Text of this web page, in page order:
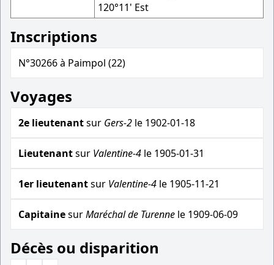
120°11' Est
Inscriptions
N°30266 à Paimpol (22)
Voyages
2e lieutenantsur Gers-2 le 1902-01-18
Lieutenantsur Valentine-4 le 1905-01-31
1er lieutenantsur Valentine-4 le 1905-11-21
CapitainesurMaréchal de Turenne le 1909-06-09
Décès ou disparition